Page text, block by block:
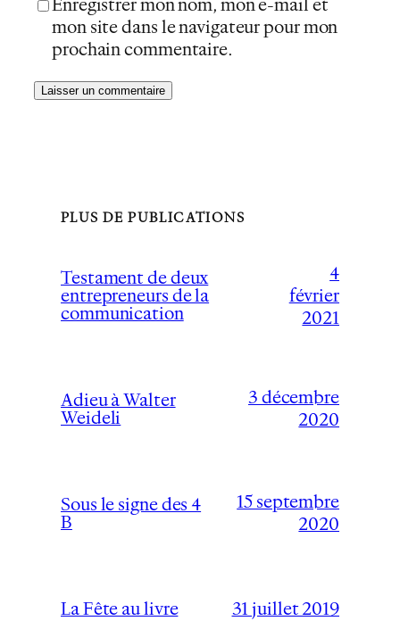
Enregistrer mon nom, mon e-mail et
mon site dans le navigateur pour mon
prochain commentaire.
PLUS DE PUBLICATIONS
Testament de deux
entrepreneurs de la
communication
4
février
2021
Adieu à Walter
Weideli
3 décembre
2020
Sous le signe des 4
B
15 septembre
2020
La Fête au livre 31 juillet 2019